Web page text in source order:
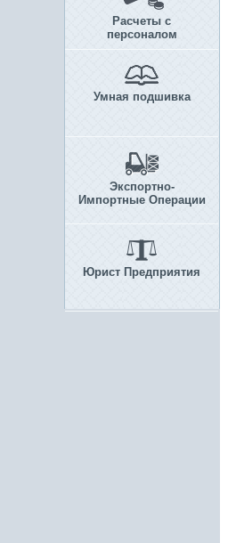
Расчеты с
персоналом
Умная подшивка
Экспортно-
Импортные Операции
Юрист Предприятия